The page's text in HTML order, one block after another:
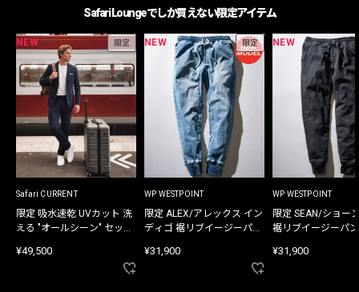
Safari Loungeでしか買えない限定アイテム
NEW 限定
Safari CURRENT
限定 吸水速乾 UVカット 洗
える "オールシーン" セット
¥49,500
NEW 限定
WP WESTPOINT
限定 ALEX/アレックス イン
ディゴ 裾リブイージーパン
¥31,900
NEW
WP WESTPOINT
限定 SEAN/ショー
裾リブイージーパ
¥31,900